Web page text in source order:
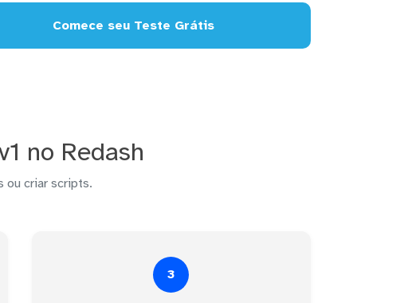
Comece seu Teste Grátis
no Redash
ou criar scripts.
3